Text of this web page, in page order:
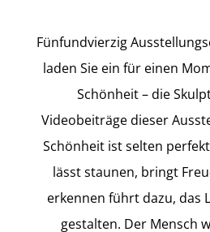
Fünfundvierzig
laden Sie ein für einen
Schönheit – die
Videobeiträge dieser
Schönheit ist selten
lässt staunen, bringt
erkennen führt dazu, das
gestalten. Der Mensch